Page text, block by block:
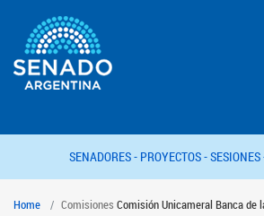
SENADORES - PROYECTOS -SESIONES
Home Comisiones Comisión Unicameral Banca de